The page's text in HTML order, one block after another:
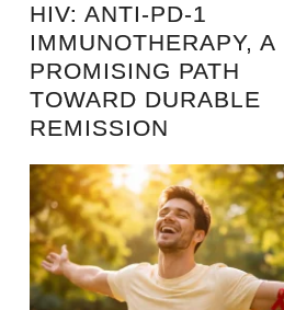
HIV: ANTI-PD-1
IMMUNOTHERAPY, A
PROMISING PATH
TOWARD DURABLE
REMISSION